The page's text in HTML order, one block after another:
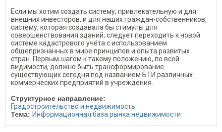
Если мы хотим создать систему, привлекательную и для
внешних инвесторов, и для наших граждан-собственников,
систему, которая создавала бы стимулы для
совершенствования зданий, следует переходить к новой
системе кадастрового учёта с использованием
общепризнанных в мире принципов и опыта развитых
стран. Первым шагом к такому положению, по всей
видимости, должно быть трансформирование
существующих сегодня под названием БТИ различных
коммерческих предприятий в учреждения.
Структурное направление:
Градостроительство и недвижимость
Тема: Информационная база рынка недвижимости